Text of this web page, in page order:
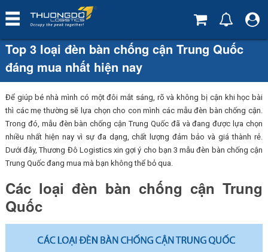
Top 3 loại đèn bàn chống cận Trung Quốc
đáng mua nhất hiện nay
Để giúp bé nhà mình có một đôi mắt sáng, rõ và không bị cận khi học bài
thì các mẹ thường sẽ lựa chọn cho con mình các mẫu đèn bàn chống cận.
Trong đó, mẫu đèn bàn chống cận Trung Quốc đã và đang được lựa chọn
nhiều nhất hiện nay vì sự đa dạng, chất lượng đảm bảo và giá thành rẻ.
Dưới đây, Thương Đô Logistics xin gợi ý cho bạn 3 mẫu đèn bàn chống cận
Trung Quốc đang mua mà bạn không thể bỏ qua.
Các loại đèn bàn chống cận Trung
Quốc